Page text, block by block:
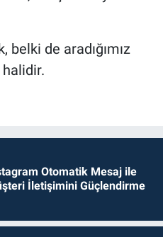
de aradığımız
halidir.
Otomatik Mesaj ile
İletişimini Güçlendirme